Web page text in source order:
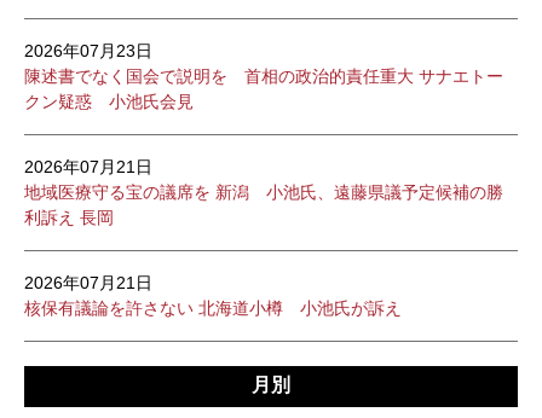
2026年07月23日
陳述書でなく国会で説明を 首相の政治的責任重大 サナエトー
クン疑惑 小池氏会見
2026年07月21日
地域医療守る宝の議席を 新潟 小池氏、遠藤県議予定候補の勝
利訴え 長岡
2026年07月21日
核保有議論を許さない 北海道小樽 小池氏が訴え
月別